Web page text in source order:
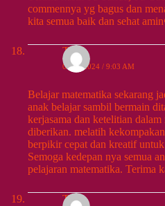
commennya yg bagus dan
kita semua baik dan sehat
Tinna
09/24/2024 / 9:03 AM
Belajar matematika sekarang
anak belajar sambil bermain
kerjasama dan ketelitian
diberikan. melatih
berpikir cepat dan kreatif
Semoga kedepan nya semua
pelajaran matematika. Terima
Tita